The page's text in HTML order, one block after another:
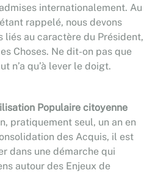
internationalement. Au
rappelé, nous devons
liés au caractère du Président,
Choses. Ne dit-on pas que
n’a qu’à lever le doigt.
Populaire citoyenne
pratiquement seul, un an en
des Acquis, il est
dans une démarche qui
autour des Enjeux de